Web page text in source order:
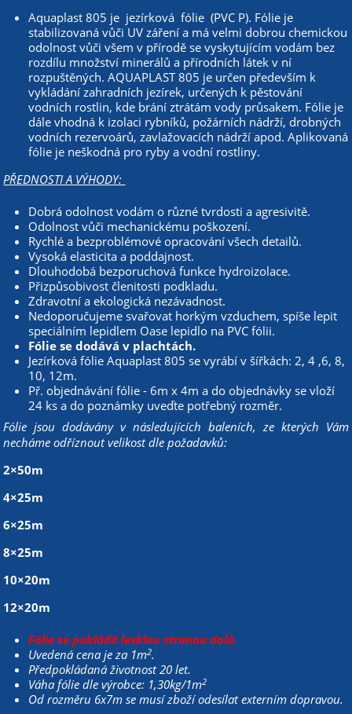
Aquaplast 805 je jezírková fólie (PVC P). Fólie je
stabilizovaná vůči UV záření a má velmi dobrou chemickou
odolnost vůči všem v přírodě se vyskytujícím vodám bez
rozdílu množství minerálů a přírodních látek v ní
rozpuštěných. AQUAPLAST 805 je určen především k
vykládání zahradních jezírek, určených k pěstování
vodních rostlin, kde brání ztrátám vody průsakem. Fólie je
dále vhodná k izolaci rybníků, požárních nádrží, drobných
vodních rezervoárů, zavlažovacích nádrží apod. Aplikovaná
fólie je neškodná pro ryby a vodní rostliny.
PŘEDNOSTI A VÝHODY:
Dobrá odolnost vodám o různé tvrdosti a agresivitě.
Odolnost vůči mechanickému poškození.
Rychlé a bezproblémové opracování všech detailů.
Vysoká elasticita a poddajnost.
Dlouhodobá bezporuchová funkce hydroizolace.
Přizpůsobivost členitosti podkladu.
Zdravotní a ekologická nezávadnost.
Nedoporučujeme svařovat horkým vzduchem, spíše lepit
speciálním lepidlem Oase lepidlo na PVC fólii.
Fólie se dodává v plachtách.
Jezírková fólie Aquaplast 805 se vyrábí v šířkách: 2, 4 ,6, 8,
10, 12m.
Př. objednávání fólie - 6m x 4m a do objednávky se vloží
24 ks a do poznámky uveďte potřebný rozměr.
Fólie jsou dodávány v následujících baleních, ze kterých Vám
necháme odříznout velikost dle požadavků:
2×50m
4×25m
6×25m
8×25m
10×20m
12×20m
Fólie se pokládá lesklou stranou dolů.
Uvedená cena je za 1m2.
Předpokládaná životnost 20 let.
Váha fólie dle výrobce: 1,30kg/1m2
Od rozměru 6x7m se musí zboží odesílat externím dopravou.